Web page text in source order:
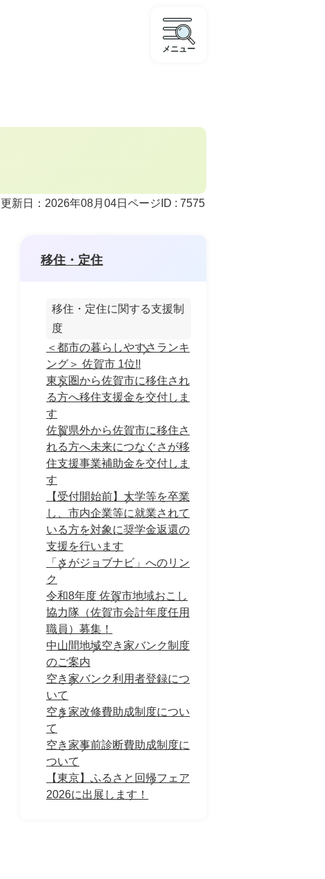
メニュー
更新日：2026年08月04日 ページID : 7575
移住・定住
移住・定住に関する支援制
度
＜都市の暮らしやすさランキ
ング＞ 佐賀市 1位!!
東京圏から佐賀市に移住され
る方へ移住支援金を交付しま
す
佐賀県外から佐賀市に移住さ
れる方へ未来につなぐさが移
住支援事業補助金を交付しま
す
【受付開始前】大学等を卒業
し、市内企業等に就業されて
いる方を対象に奨学金返還の
支援を行います
「さがジョブナビ」へのリン
ク
令和8年度 佐賀市地域おこし
協力隊（佐賀市会計年度任用
職員）募集！
中山間地域空き家バンク制度
のご案内
空き家バンク利用者登録につ
いて
空き家改修費助成制度につい
て
空き家事前診断費助成制度に
ついて
【東京】ふるさと回帰フェア
2026に出展します！